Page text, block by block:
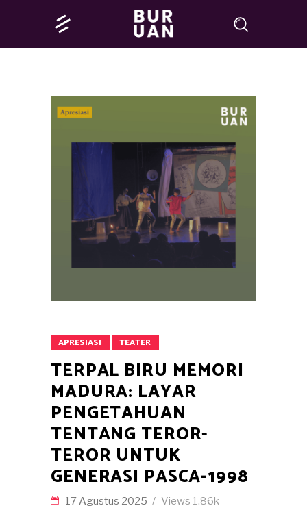
APRESIASI TEATER
TERPAL BIRU MEMORI
MADURA: LAYAR
PENGETAHUAN
TENTANG TEROR-
TEROR UNTUK
GENERASI PASCA-1998
17 Agustus 2025 Views 1.86k